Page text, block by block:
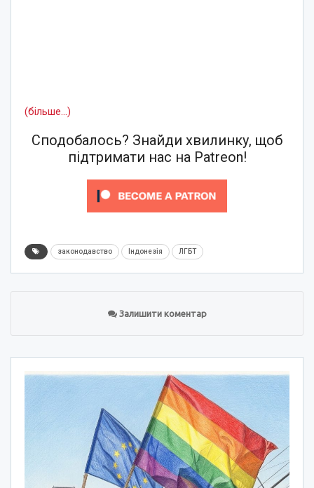
(більше…)
Сподобалось? Знайди хвилинку, щоб
підтримати нас на Patreon!
законодавство Індонезія ЛГБТ
Залишити коментар